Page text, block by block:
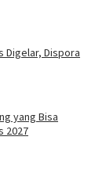
Digelar, Dispora
yang Bisa
2027